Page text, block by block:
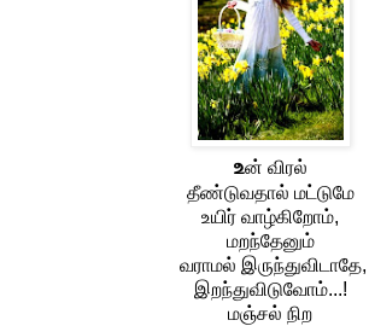
உன் விரல்
தீண்டுவதால் மட்டுமே
உயிர் வாழ்கிறோம்,
மறந்தேனும்
வராமல் இருந்துவிடாதே,
இறந்துவிடுவோம்...!
மஞ்சல் நிற